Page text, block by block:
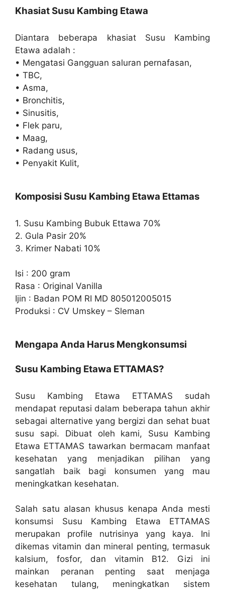
Khasiat Susu Kambing Etawa
Diantara beberapa khasiat Susu Kambing
Etawa adalah :
• Mengatasi Gangguan saluran pernafasan,
• TBC,
• Asma,
• Bronchitis,
• Sinusitis,
• Flek paru,
• Maag,
• Radang usus,
• Penyakit Kulit,
Komposisi Susu Kambing Etawa Ettamas
1. Susu Kambing Bubuk Ettawa 70%
2. Gula Pasir 20%
3. Krimer Nabati 10%
Isi : 200 gram
Rasa : Original Vanilla
Ijin : Badan POM RI MD 805012005015
Produksi : CV Umskey – Sleman
Mengapa Anda Harus Mengkonsumsi
Susu Kambing Etawa ETTAMAS?
Susu Kambing Etawa ETTAMAS sudah
mendapat reputasi dalam beberapa tahun akhir
sebagai alternative yang bergizi dan sehat buat
susu sapi. Dibuat oleh kami, Susu Kambing
Etawa ETTAMAS tawarkan bermacam manfaat
kesehatan yang menjadikan pilihan yang
sangatlah baik bagi konsumen yang mau
meningkatkan kesehatan.
Salah satu alasan khusus kenapa Anda mesti
konsumsi Susu Kambing Etawa ETTAMAS
merupakan profile nutrisinya yang kaya. Ini
dikemas vitamin dan mineral penting, termasuk
kalsium, fosfor, dan vitamin B12. Gizi ini
mainkan peranan penting saat menjaga
kesehatan tulang, meningkatkan sistem